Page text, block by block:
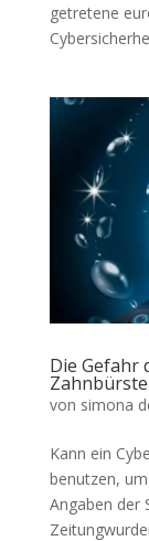
getretene
Die Gefahr
von simona
Kann ein
benutzen,
Angaben der